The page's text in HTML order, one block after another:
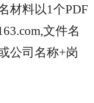
材料以1个PDF
,文件名
公司名称+岗